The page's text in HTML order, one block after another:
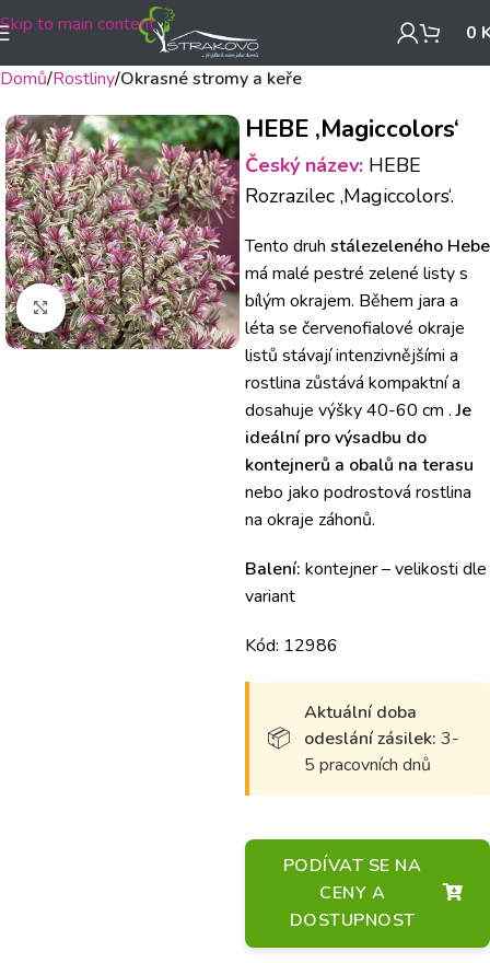
Skip to main content 0
Domů Rostliny Okrasné stromy a keře
Klikněte pro zvětšení
HEBE ‚Magiccolors‘
Český název: HEBE
Rozrazilec ‚Magiccolors‘.
Tento druh stálezeleného Hebe
má malé pestré zelené listy s
bílým okrajem. Během jara a
léta se červenofialové okraje
listů stávají intenzivnějšími a
rostlina zůstává kompaktní a
dosahuje výšky 40-60 cm .Je
ideální pro výsadbu do
kontejnerů a obalů na terasu
nebo jako podrostová rostlina
na okraje záhonů.
Balení: kontejner – velikosti dle
variant
Kód: 12986
Aktuální doba
odeslání zásilek: 3-
5 pracovních dnů
PODÍVAT SE NA
CENY A
DOSTUPNOST